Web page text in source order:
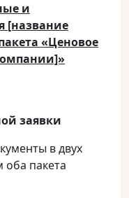
и
[название
«Ценовое
заявки
в двух
оба пакета